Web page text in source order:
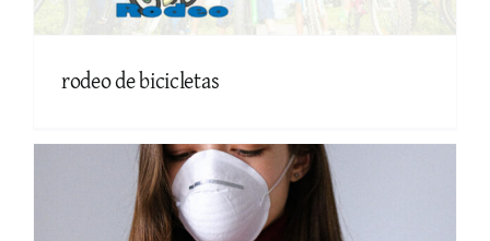
rodeo de bicicletas